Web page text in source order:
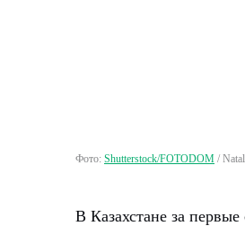
Фото: Shutterstock/FOTODOM /
В Казахстане за